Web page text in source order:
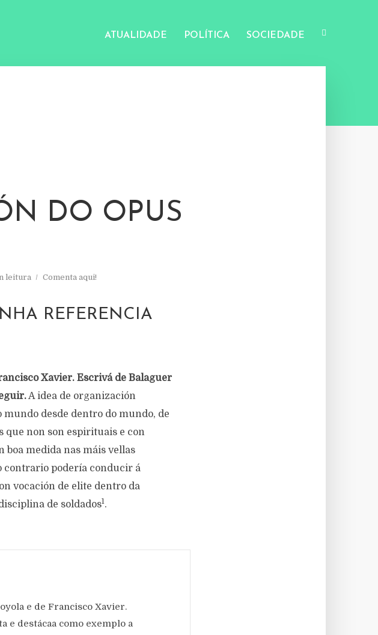
ATUALIDADE POLÍTICA SOCIEDADE
DO OPUS
leitura Comenta aqui!
REFERENCIA
Xavier. Escrivá de Balaguer
A idea de organización
desde dentro do mundo, de
non son espirituais e con
boa medida nas máis vellas
contrario podería conducir á
vocación de elite dentro da
de soldados1.
e de Francisco Xavier.
e destácaa como exemplo a